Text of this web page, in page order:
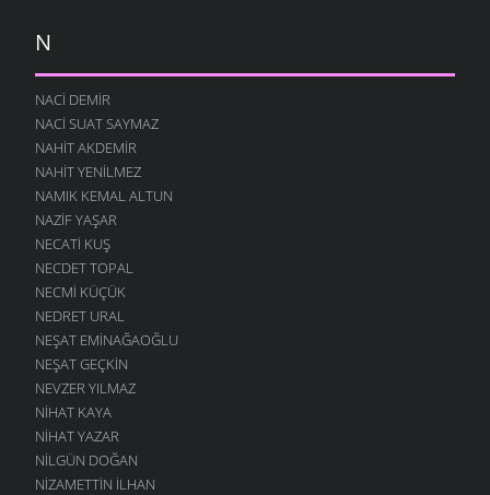
N
NACI DEMIR
NACI SUAT SAYMAZ
NAHIT AKDEMIR
NAHIT YENILMEZ
NAMIK KEMAL ALTUN
NAZIF YAŞAR
NECATI KUŞ
NECDET TOPAL
NECMI KÜÇÜK
NEDRET URAL
NEŞAT EMINAĞAOĞLU
NEŞAT GEÇKIN
NEVZER YILMAZ
NIHAT KAYA
NIHAT YAZAR
NILGÜN DOĞAN
NIZAMETTIN İLHAN